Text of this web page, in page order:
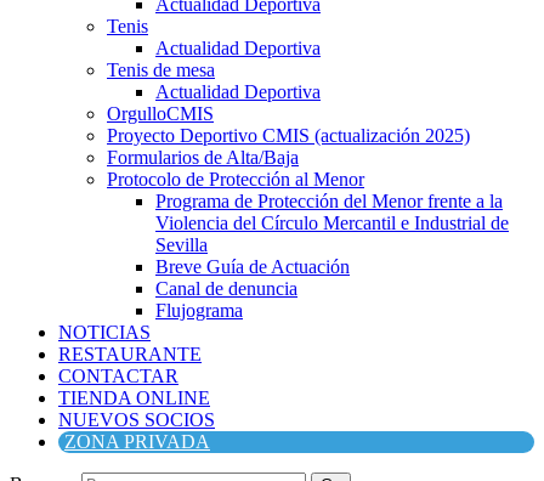
Actualidad Deportiva
Tenis
Actualidad Deportiva
Tenis de mesa
Actualidad Deportiva
OrgulloCMIS
Proyecto Deportivo CMIS (actualización 2025)
Formularios de Alta/Baja
Protocolo de Protección al Menor
Programa de Protección del Menor frente a la
Violencia del Círculo Mercantil e Industrial de
Sevilla
Breve Guía de Actuación
Canal de denuncia
Flujograma
NOTICIAS
RESTAURANTE
CONTACTAR
TIENDA ONLINE
NUEVOS SOCIOS
ZONA PRIVADA